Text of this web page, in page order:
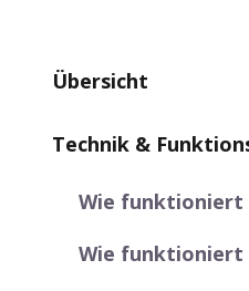
Übersicht
Technik &
Wie funktioniert
Wie funktioniert